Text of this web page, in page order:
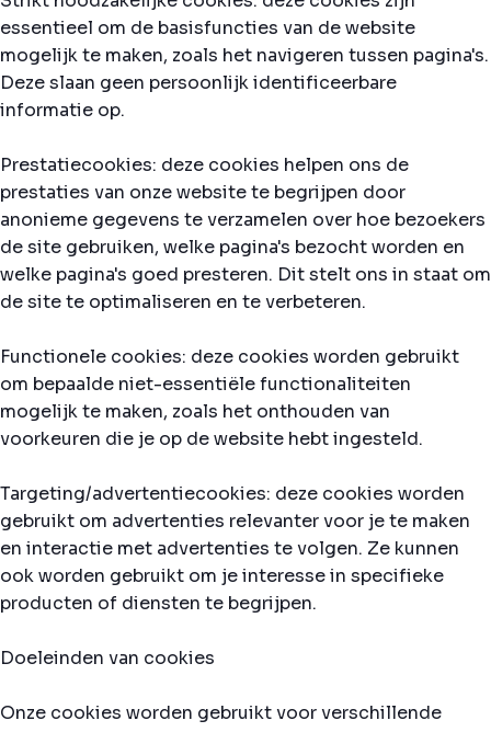
essentieel om de basisfuncties van de website
mogelijk te maken, zoals het navigeren tussen pagina's.
Deze slaan geen persoonlijk identificeerbare
informatie op.
Prestatiecookies: deze cookies helpen ons de
prestaties van onze website te begrijpen door
anonieme gegevens te verzamelen over hoe bezoekers
de site gebruiken, welke pagina's bezocht worden en
welke pagina's goed presteren. Dit stelt ons in staat om
de site te optimaliseren en te verbeteren.
Functionele cookies: deze cookies worden gebruikt
om bepaalde niet-essentiële functionaliteiten
mogelijk te maken, zoals het onthouden van
voorkeuren die je op de website hebt ingesteld.
Targeting/advertentiecookies: deze cookies worden
gebruikt om advertenties relevanter voor je te maken
en interactie met advertenties te volgen. Ze kunnen
ook worden gebruikt om je interesse in specifieke
producten of diensten te begrijpen.
Doeleinden van cookies
Onze cookies worden gebruikt voor verschillende